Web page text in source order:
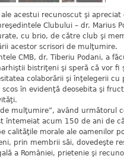
acestui recunoscut şi apreciat
Clubului – dr. Marius
cu brio, de către club şi
acestor scrisori de mulţumire.
CMB, dr. Tiberiu Podani, a
bistriţeni şi speră că vor fi
colaborării şi înţelegerii
scos în evidenţă deosebita şi
de mulţumire”, având următorul
întemeiat acum 150 de ani de
calităţile morale ale oamenilor
prin membrii săi, dovedeşte
a României, prietenie şi